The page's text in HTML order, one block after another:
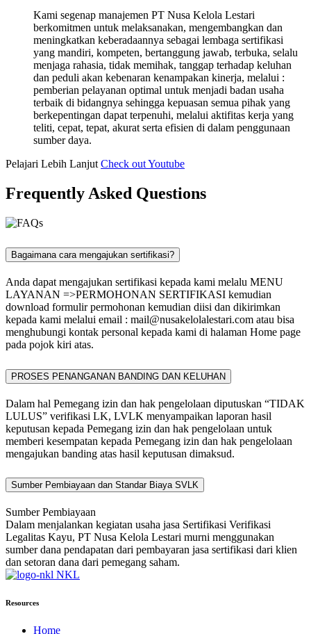
Kami segenap manajemen PT Nusa Kelola Lestari
berkomitmen untuk melaksanakan, mengembangkan dan
meningkatkan keberadaannya sebagai lembaga sertifikasi
yang mandiri, kompeten, bertanggung jawab, terbuka, selalu
menjaga rahasia, tidak memihak, tanggap terhadap keluhan
dan peduli akan kebenaran kenampakan kinerja, melalui :
pemberian pelayanan optimal untuk menjadi badan usaha
terbaik di bidangnya sehingga kepuasan semua pihak yang
berkepentingan dapat terpenuhi, melalui aktifitas kerja yang
teliti, cepat, tepat, akurat serta efisien di dalam penggunaan
sumber daya.
Pelajari Lebih Lanjut Check out Youtube
Frequently Asked Questions
Bagaimana cara mengajukan sertifikasi?
Anda dapat mengajukan sertifikasi kepada kami melalu MENU
LAYANAN =>PERMOHONAN SERTIFIKASI kemudian
download formulir permohonan kemudian diisi dan dikirimkan
kepada kami melalui email : mail@nusakelolalestari.com atau bisa
menghubungi kontak personal kepada kami di halaman Home page
pada pojok kiri atas.
PROSES PENANGANAN BANDING DAN KELUHAN
Dalam hal Pemegang izin dan hak pengelolaan diputuskan “TIDAK
LULUS” verifikasi LK, LVLK menyampaikan laporan hasil
keputusan kepada Pemegang izin dan hak pengelolaan untuk
memberi kesempatan kepada Pemegang izin dan hak pengelolaan
mengajukan banding atas hasil keputusan dimaksud.
Sumber Pembiayaan dan Standar Biaya SVLK
Sumber Pembiayaan
Dalam menjalankan kegiatan usaha jasa Sertifikasi Verifikasi
Legalitas Kayu, PT Nusa Kelola Lestari murni menggunakan
sumber dana pendapatan dari pembayaran jasa sertifikasi dari klien
dan setoran dana dari pemegang saham.
NKL
Resources
Home